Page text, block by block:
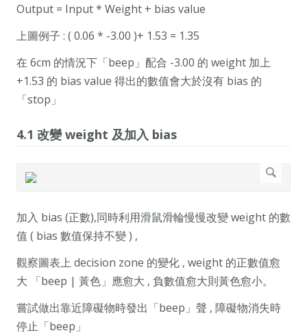
Output = Input * Weight + bias value
上圖例子 : ( 0.06 * -3.00 )+ 1.53 = 1.35
在 6cm 的情況下「beep」配合 -3.00 的 weight 加上
+1.53 的 bias value 得出的數值會大於沒有 bias 的
「stop」
4.1 改變 weight 及加入 bias
加入 bias (正數),同時利用滑鼠滑輪慢慢改變 weight 的數
值 ( bias 數值保持不變 ) ,
觀察圖表上 decision zone 的變化 , weight 的正數值愈
大 「beep | 黃色」應愈大 , 負數值愈大則黃色愈小。
嘗試做出靠近障礙物時發出「beep」聲 , 障礙物消失時
停止「beep」